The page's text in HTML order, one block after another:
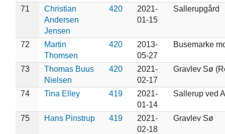
71
Christian
Andersen
Jensen
420
2021-
01-15
Sallerupgård
72
Martin
Thomsen
420
2013-
05-27
Busemarke
73
Thomas Buus
Nielsen
420
2021-
02-17
Gravlev Sø
74 Tina Elley 419
2021-
01-14
Sallerup ved
75 Hans Pinstrup 419
2021-
02-18
Gravlev Sø